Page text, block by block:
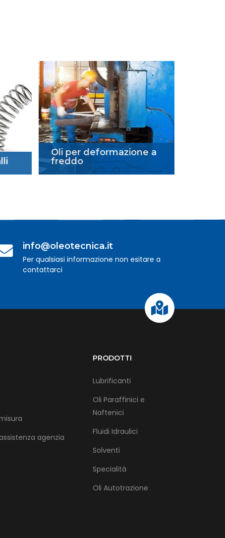
Oli per deformazione a
freddo
info@oleotecnica.it
Per qualsiasi informazione non esitare a
contattarci
agenzia
PRODOTTI
Lubrificanti
Oli Paraffinici e
Naftenici
Fluidi Idraulici
Solventi
Specialità
Oli Autotrazione